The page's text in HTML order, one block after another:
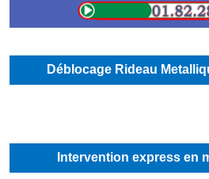
Déblocage Rideau
Intervention express en